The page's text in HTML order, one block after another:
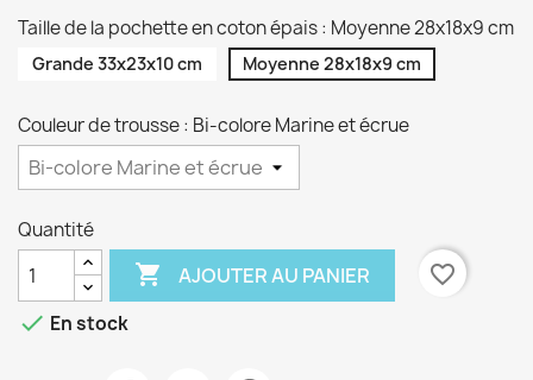
Taille de la pochette en coton épais : Moyenne 28x18x9 cm
Grande 33x23x10 cm Moyenne 28x18x9 cm
Couleur de trousse : Bi-colore Marine et écrue
Quantité
 AJOUTER AU PANIER
favorite_border
 En stock